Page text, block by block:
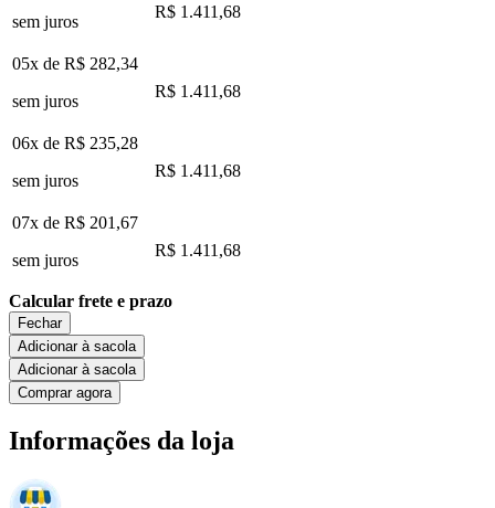
sem juros
R$ 1.411,68
05x de R$ 282,34
sem juros
R$ 1.411,68
06x de R$ 235,28
sem juros
R$ 1.411,68
07x de R$ 201,67
sem juros
R$ 1.411,68
Calcular frete e prazo
Fechar
Adicionar à sacola
Adicionar à sacola
Comprar agora
Informações da loja